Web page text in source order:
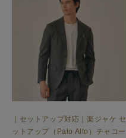
｜セットアップ対応｜楽ジャケ セ
ットアップ（Palo Alto）チャコー